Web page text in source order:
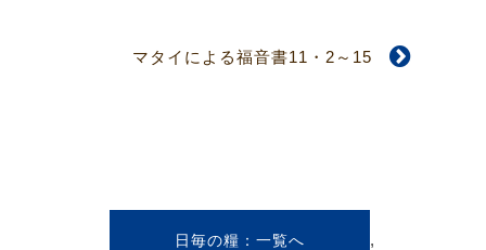
マタイによる福音書11・2～15
日毎の糧 ,